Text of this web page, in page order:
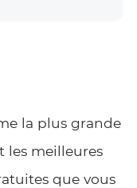
la plus grande
les meilleures
que vous